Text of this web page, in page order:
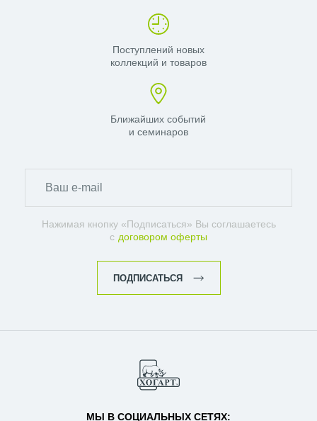
Поступлений новых
коллекций и товаров
Ближайших событий
и семинаров
Нажимая кнопку «Подписаться» Вы соглашаетесь
с договором оферты
ПОДПИСАТЬСЯ
МЫ В СОЦИАЛЬНЫХ СЕТЯХ: